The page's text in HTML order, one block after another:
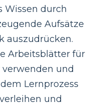
Wissen durch
Aufsätze
auszudrücken.
Arbeitsblätter für
verwenden und
Lernprozess
und